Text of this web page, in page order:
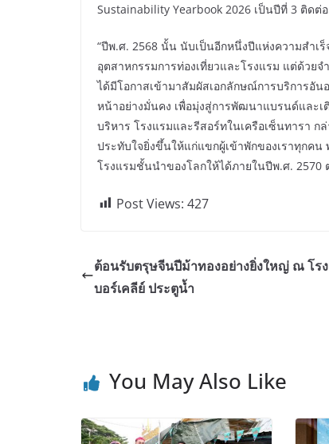
Sustainability Yearbook 2026 เป็นปีที่ 3 ติดต่
“ปีพ.ศ. 2568 นั้น นับเป็นอีกหนึ่งปีแห่งความสำเ
อุตสาหกรรมการท่องเที่ยวและโรงแรม แต่ด้วย
ได้มีโอกาสเข้ามาสัมผัสเอกลักษณ์การบริการอัน
หน้าอย่างมั่นคง เพื่อมุ่งสู่การพัฒนาแบรนด์และ
บริหาร โรงแรมและรีสอร์ทในเครือเซ็นทารา ก
ประทับใจยิ่งขึ้นให้แก่แขกผู้เข้าพักของเราทุกค
โรงแรมชั้นนำของโลกให้ได้ภายในปีพ.ศ. 2570
Post Views: 427
ต้อนรับตรุษจีนปีม้าทองอย่างยิ่งใหญ่ ณ โรง
บอร์เคลีย์ ประตูน้ำ
You May Also Like